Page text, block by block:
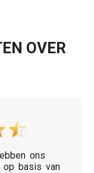
OVER
ons
op basis van